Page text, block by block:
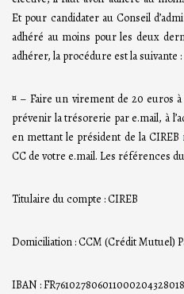
Et pour candidater au Conseil
adhéré au moins pour les deux
adhérer, la procédure est la suivante :
¤ – Faire un virement de 20 euros
prévenir la trésorerie par e.mail, à
en mettant le président de la CIREB
CC de votre e.mail. Les références
Titulaire du compte : CIREB
Domiciliation : CCM (Crédit Mutuel)
IBAN :